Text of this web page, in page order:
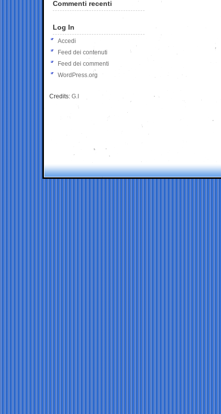
Commenti recenti
Log In
Accedi
Feed dei contenuti
Feed dei commenti
WordPress.org
Credits: G.I